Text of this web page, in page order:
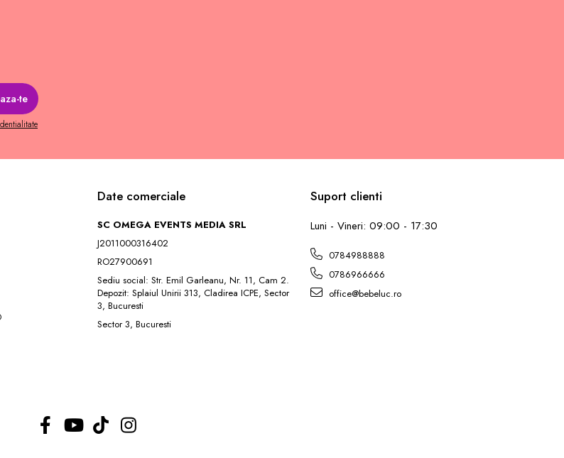
Date comerciale
SC OMEGA EVENTS MEDIA SRL
J2011000316402
RO27900691
Sediu social: Str. Emil Garleanu, Nr. 11, Cam 2.
Depozit: Splaiul Unirii 313, Cladirea ICPE, Sector
3, Bucuresti
Sector 3, Bucuresti
Suport clienti
Luni - Vineri: 09:00 - 17:30
0784988888
0786966666
office@bebeluc.ro